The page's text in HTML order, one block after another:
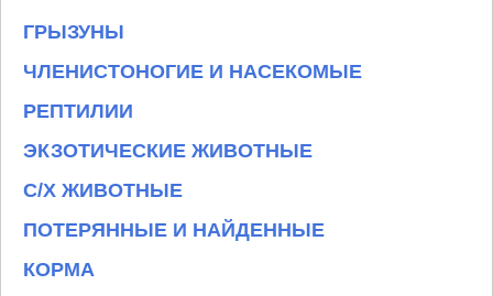
ГРЫЗУНЫ
ЧЛЕНИСТОНОГИЕ И НАСЕКОМЫЕ
РЕПТИЛИИ
ЭКЗОТИЧЕСКИЕ ЖИВОТНЫЕ
С/Х ЖИВОТНЫЕ
ПОТЕРЯННЫЕ И НАЙДЕННЫЕ
КОРМА